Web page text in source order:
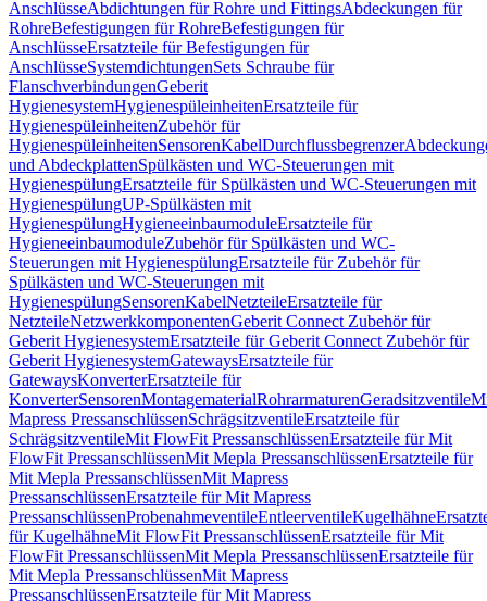
AnschlüsseAbdichtungen für Rohre und FittingsAbdeckungen für
RohreBefestigungen für RohreBefestigungen für
AnschlüsseErsatzteile für Befestigungen für
AnschlüsseSystemdichtungenSets Schraube für
FlanschverbindungenGeberit
HygienesystemHygienespüleinheitenErsatzteile für
HygienespüleinheitenZubehör für
HygienespüleinheitenSensorenKabelDurchflussbegrenzer
und AbdeckplattenSpülkästen und WC-Steuerungen mit
HygienespülungErsatzteile für Spülkästen und WC-Steuerungen mit
HygienespülungUP-Spülkästen mit
HygienespülungHygieneeinbaumoduleErsatzteile für
HygieneeinbaumoduleZubehör für Spülkästen und WC-
Steuerungen mit HygienespülungErsatzteile für Zubehör für
Spülkästen und WC-Steuerungen mit
HygienespülungSensorenKabelNetzteileErsatzteile für
NetzteileNetzwerkkomponentenGeberit Connect Zubehör für
Geberit HygienesystemErsatzteile für Geberit Connect Zubehör für
Geberit HygienesystemGatewaysErsatzteile für
GatewaysKonverterErsatzteile für
KonverterSensorenMontagematerialRohrarmaturenGeradsitzventile
Mapress PressanschlüssenSchrägsitzventileErsatzteile für
SchrägsitzventileMit FlowFit PressanschlüssenErsatzteile für Mit
FlowFit PressanschlüssenMit Mepla PressanschlüssenErsatzteile für
Mit Mepla PressanschlüssenMit Mapress
PressanschlüssenErsatzteile für Mit Mapress
PressanschlüssenProbenahmeventileEntleerventileKugelhähne
für KugelhähneMit FlowFit PressanschlüssenErsatzteile für Mit
FlowFit PressanschlüssenMit Mepla PressanschlüssenErsatzteile für
Mit Mepla PressanschlüssenMit Mapress
PressanschlüssenErsatzteile für Mit Mapress